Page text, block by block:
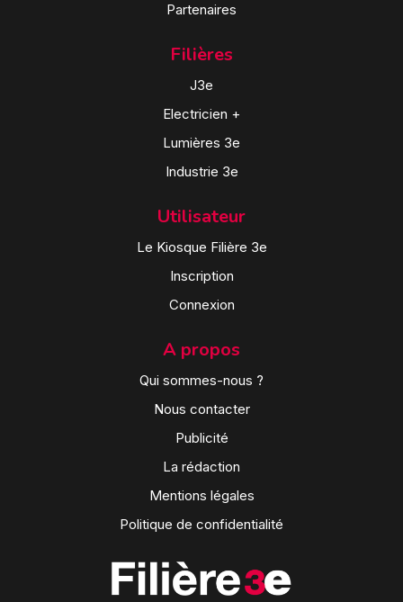
Partenaires
Filières
J3e
Electricien +
Lumières 3e
Industrie 3e
Utilisateur
Le Kiosque Filière 3e
Inscription
Connexion
A propos
Qui sommes-nous ?
Nous contacter
Publicité
La rédaction
Mentions légales
Politique de confidentialité